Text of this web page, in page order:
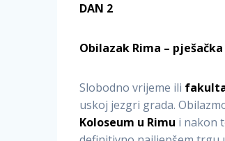
DAN 2
Obilazak Rima –
Slobodno vrijeme ili
uskoj jezgri grada.
Koloseum u Rimu i nakon